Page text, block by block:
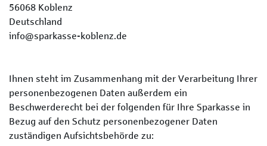
56068 Koblenz
Deutschland
info@sparkasse-koblenz.de
Ihnen steht im Zusammenhang mit der Verarbeitung Ihrer
personenbezogenen Daten außerdem ein
Beschwerderecht bei der folgenden für Ihre Sparkasse in
Bezug auf den Schutz personenbezogener Daten
zuständigen Aufsichtsbehörde zu: